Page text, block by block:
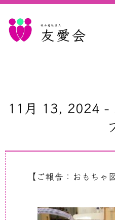
社会福祉法人
友愛会
11月 13, 2024 -
【ご報告：おもちゃ